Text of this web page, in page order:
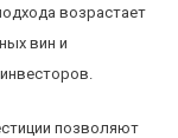
возрастает
вин и
позволяют